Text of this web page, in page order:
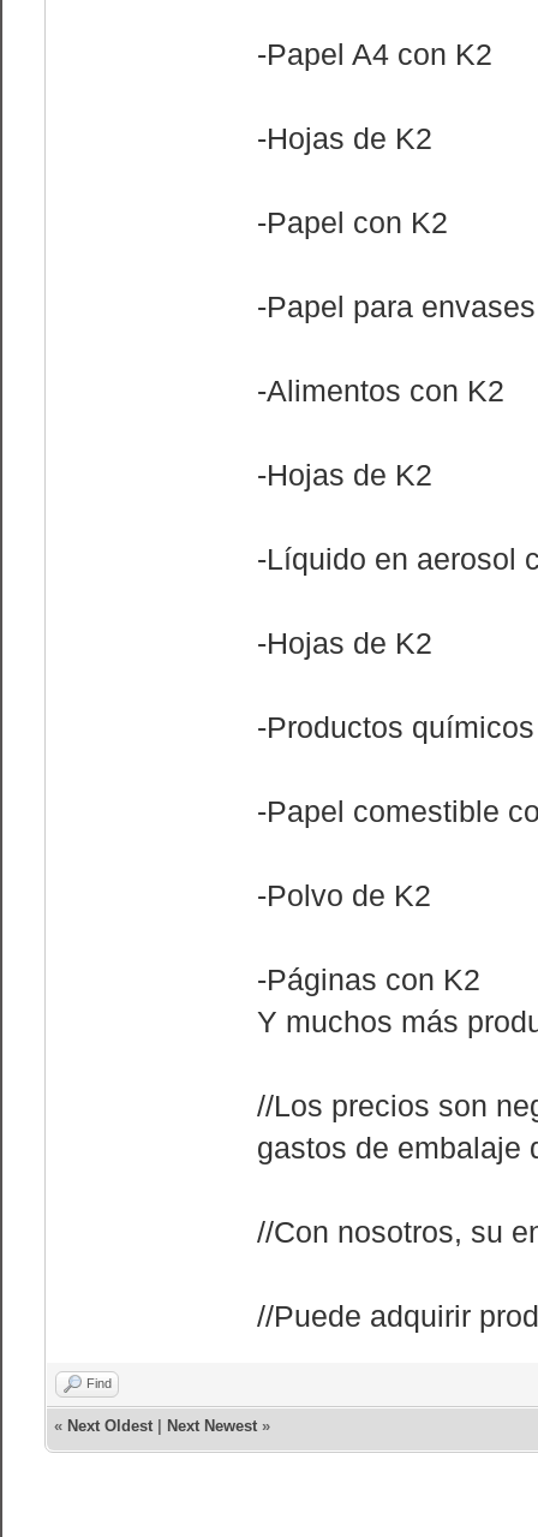
-Papel A4 con K2
-Hojas de K2
-Papel con K2
-Papel para
-Alimentos con K2
-Hojas de K2
-Líquido en aerosol
-Hojas de K2
-Productos
-Papel comestible
-Polvo de K2
-Páginas con K2
Y muchos más
//Los precios son
gastos de embalaje
//Con nosotros, su
//Puede adquirir
Find
« Next Oldest| Next Newest»